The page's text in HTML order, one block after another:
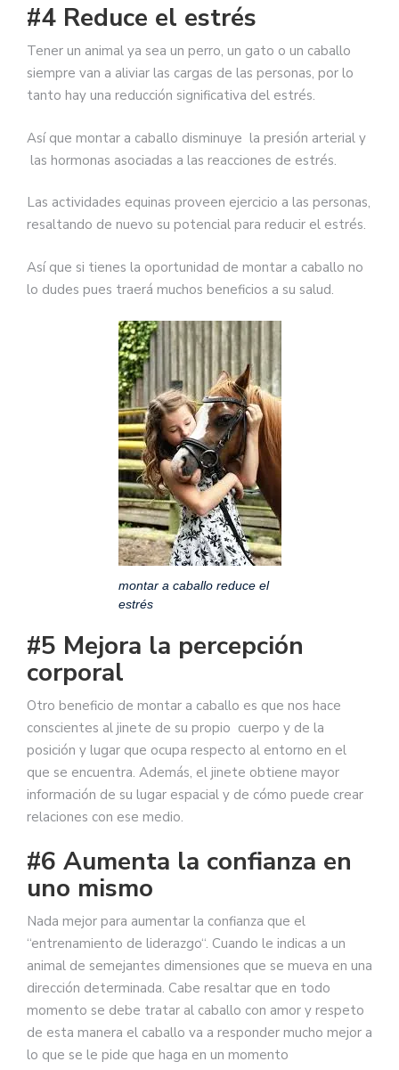
#4 Reduce el estrés
Tener un animal ya sea un perro, un gato o un caballo
siempre van a aliviar las cargas de las personas, por lo
tanto hay una reducción significativa del estrés.
Así que montar a caballo disminuye la presión arterial y
las hormonas asociadas a las reacciones de estrés.
Las actividades equinas proveen ejercicio a las personas,
resaltando de nuevo su potencial para reducir el estrés.
Así que si tienes la oportunidad de montar a caballo no
lo dudes pues traerá muchos beneficios a su salud.
montar a caballo reduce el
estrés
#5 Mejora la percepción
corporal
Otro beneficio de montar a caballo es que nos hace
conscientes al jinete de su propio cuerpo y de la
posición y lugar que ocupa respecto al entorno en el
que se encuentra. Además, el jinete obtiene mayor
información de su lugar espacial y de cómo puede crear
relaciones con ese medio.
#6 Aumenta la confianza en
uno mismo
Nada mejor para aumentar la confianza que el
“entrenamiento de liderazgo“. Cuando le indicas a un
animal de semejantes dimensiones que se mueva en una
dirección determinada. Cabe resaltar que en todo
momento se debe tratar al caballo con amor y respeto
de esta manera el caballo va a responder mucho mejor a
lo que se le pide que haga en un momento